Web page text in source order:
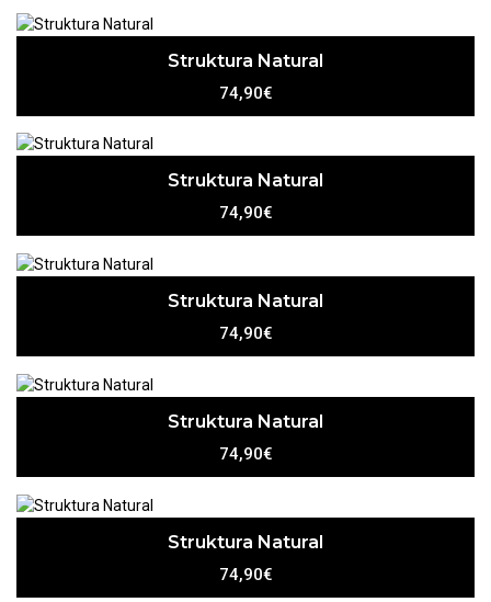
Struktura Natural
74,90€
Struktura Natural
74,90€
Struktura Natural
74,90€
Struktura Natural
74,90€
Struktura Natural
74,90€